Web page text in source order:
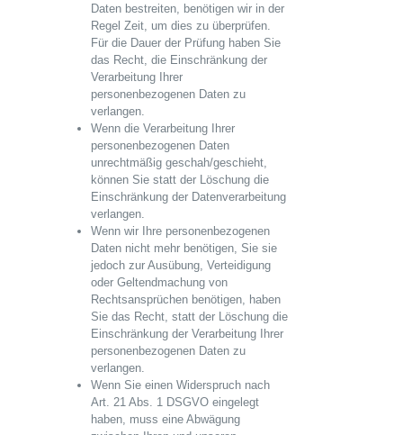
Daten bestreiten, benötigen wir in der
Regel Zeit, um dies zu überprüfen.
Für die Dauer der Prüfung haben Sie
das Recht, die Einschränkung der
Verarbeitung Ihrer
personenbezogenen Daten zu
verlangen.
Wenn die Verarbeitung Ihrer
personenbezogenen Daten
unrechtmäßig geschah/geschieht,
können Sie statt der Löschung die
Einschränkung der Datenverarbeitung
verlangen.
Wenn wir Ihre personenbezogenen
Daten nicht mehr benötigen, Sie sie
jedoch zur Ausübung, Verteidigung
oder Geltendmachung von
Rechtsansprüchen benötigen, haben
Sie das Recht, statt der Löschung die
Einschränkung der Verarbeitung Ihrer
personenbezogenen Daten zu
verlangen.
Wenn Sie einen Widerspruch nach
Art. 21 Abs. 1 DSGVO eingelegt
haben, muss eine Abwägung